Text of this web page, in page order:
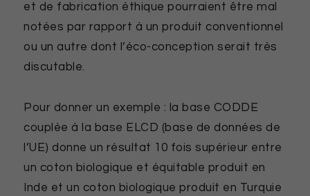
et de fabrication éthique pourraient être mal
notées par rapport à un produit conventionnel
ou un autre dont l’éco-conception serait très
discutable.
Pour donner un exemple : la base CODDE
couplée à la base ELCD (base de données de
l’UE) donne un résultat 10 fois supérieur entre
un coton biologique et équitable produit en
Inde et un coton biologique produit en Turquie